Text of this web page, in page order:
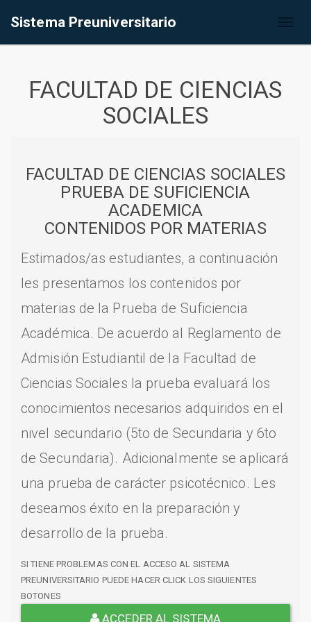
Sistema Preuniversitario
FACULTAD DE CIENCIAS
SOCIALES
FACULTAD DE CIENCIAS SOCIALES
PRUEBA DE SUFICIENCIA
ACADEMICA
CONTENIDOS POR MATERIAS
Estimados/as estudiantes, a continuación
les presentamos los contenidos por
materias de la Prueba de Suficiencia
Académica. De acuerdo al Reglamento de
Admisión Estudiantil de la Facultad de
Ciencias Sociales la prueba evaluará los
conocimientos necesarios adquiridos en el
nivel secundario (5to de Secundaria y 6to
de Secundaria). Adicionalmente se aplicará
una prueba de carácter psicotécnico. Les
deseamos éxito en la preparación y
desarrollo de la prueba.
SI TIENE PROBLEMAS CON EL ACCESO AL SISTEMA
PREUNIVERSITARIO PUEDE HACER CLICK LOS SIGUIENTES
BOTONES
ACCEDER AL SISTEMA